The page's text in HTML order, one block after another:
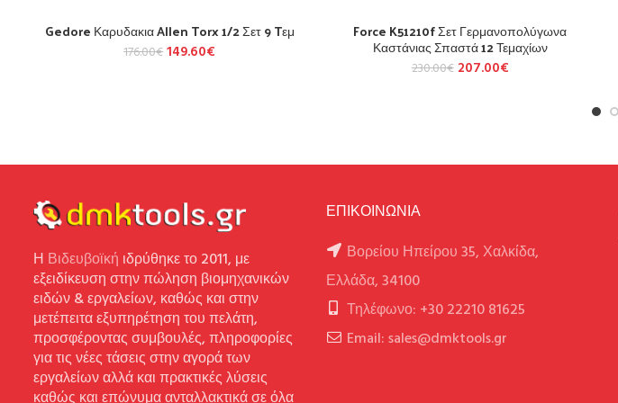
Gedore Καρυδακια Allen Torx 1/2 Σετ 9 Tεμ
176.00€ 149.60€
Force K51210f Σετ Γερμανοπολύγωνα
Καστάνιας Σπαστά 12 Τεμαχίων
230.00€ 207.00€
Η Βιδευβοϊκή ιδρύθηκε το 2011, με
εξειδίκευση στην πώληση βιομηχανικών
ειδών & εργαλείων, καθώς και στην
μετέπειτα εξυπηρέτηση του πελάτη,
προσφέροντας συμβουλές, πληροφορίες
για τις νέες τάσεις στην αγορά των
εργαλείων αλλά και πρακτικές λύσεις
καθώς και επώνυμα ανταλλακτικά σε όλα
ΕΠΙΚΟΙΝΩΝΙΑ
Βορείου Ηπείρου 35, Χαλκίδα,
Ελλάδα, 34100
Τηλέφωνο: +30 22210 81625
Email: sales@dmktools.gr